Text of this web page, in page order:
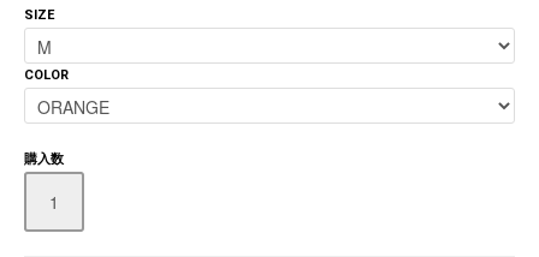
SIZE
COLOR
購入数